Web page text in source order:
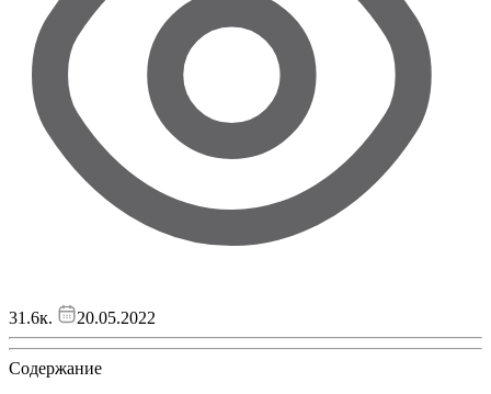
31.6к. 20.05.2022
Содержание